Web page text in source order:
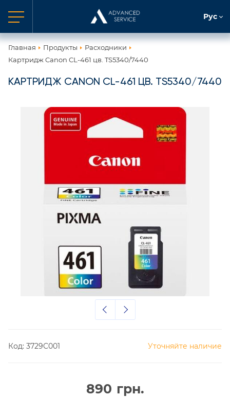
Рус
Главная Продукты
Расходники
Картридж Canon CL-461 цв. TS5340/7440
КАРТРИДЖ CANON CL-461 ЦВ. TS5340/7440
Код: 3729C001 Уточняйте наличие
890 грн.